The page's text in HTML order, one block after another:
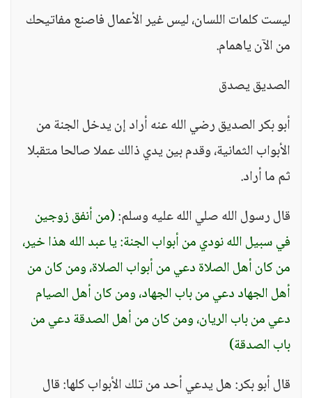
ليست كلمات اللسان، ليس غير الأعمال فاصنع مفاتيحك
من الآن ياهمام.
الصديق يصدق
أبو بكر الصديق رضي الله عنه أراد إن يدخل الجنة من
الأبواب الثمانية، وقدم بين يدي ذالك عملا صالحا متقبلا
ثم ما أراد.
قال رسول الله صلي الله عليه وسلم:(من أنفق زوجين
في سبيل الله نودي من أبواب الجنة: يا عبد الله هذا خير،
من كان أهل الصلاة دعي من أبواب الصلاة، ومن كان من
أهل الجهاد دعي من باب الجهاد، ومن كان أهل الصيام
دعي من باب الريان، ومن كان من أهل الصدقة دعي من
باب الصدقة)
قال أبو بكر: هل يدعي أحد من تلك الأبواب كلها: قال